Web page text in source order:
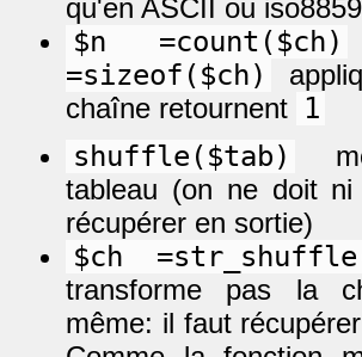
qu'en ASCII ou iso8859
$n =count($ch)
=sizeof($ch)
chaîne retournent 1
shuffle($tab)
tableau (on ne doit
récupérer en sortie)
$ch
transforme pas la
même: il faut